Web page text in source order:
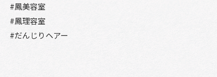
#鳳美容室
#鳳理容室
#だんじりヘアー